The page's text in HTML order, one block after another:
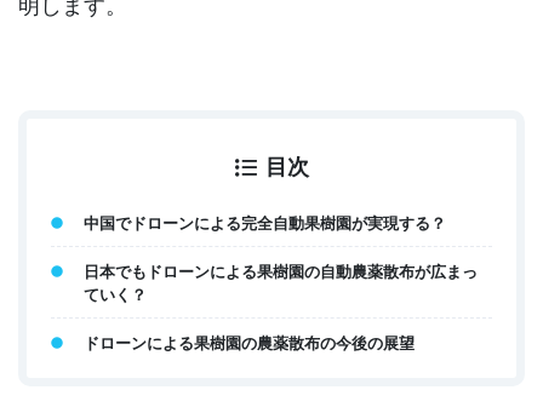
目次
中国でドローンによる完全自動果樹園が実現する？
日本でもドローンによる果樹園の自動農薬散布が広まっ
ていく？
ドローンによる果樹園の農薬散布の今後の展望